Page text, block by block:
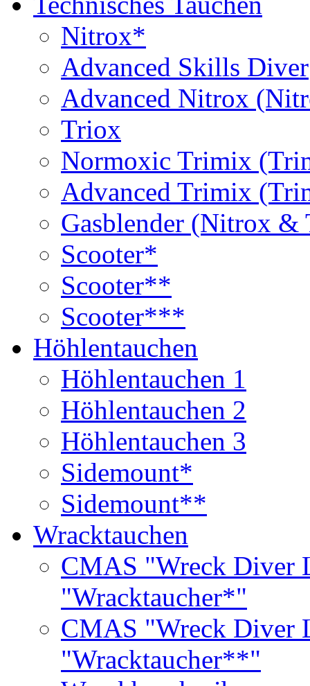
Nitrox*
Advanced Skills Diver
Advanced Nitrox
Triox
Normoxic Trimix
Advanced Trimix
Gasblender (Nitrox
Scooter*
Scooter**
Scooter***
Höhlentauchen
Höhlentauchen 1
Höhlentauchen 2
Höhlentauchen 3
Sidemount*
Sidemount**
Wracktauchen
CMAS "Wreck Diver
"Wracktaucher*"
CMAS "Wreck Diver
"Wracktaucher**"